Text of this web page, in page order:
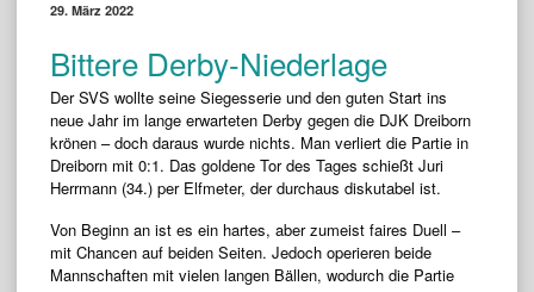
29. März 2022
Bittere Derby-Niederlage
Der SVS wollte seine Siegesserie und den guten Start ins
neue Jahr im lange erwarteten Derby gegen die DJK Dreiborn
krönen – doch daraus wurde nichts. Man verliert die Partie in
Dreiborn mit 0:1. Das goldene Tor des Tages schießt Juri
Herrmann (34.) per Elfmeter, der durchaus diskutabel ist.
Von Beginn an ist es ein hartes, aber zumeist faires Duell –
mit Chancen auf beiden Seiten. Jedoch operieren beide
Mannschaften mit vielen langen Bällen, wodurch die Partie